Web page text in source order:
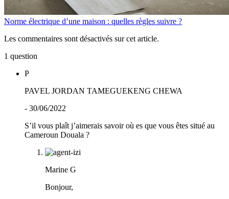
Norme électrique d’une maison : quelles règles suivre ?
Les commentaires sont désactivés sur cet article.
1 question
P
PAVEL JORDAN TAMEGUEKENG CHEWA
- 30/06/2022
S’il vous plaît j’aimerais savoir où es que vous êtes situé au
Cameroun Douala ?
Marine G
Bonjour,